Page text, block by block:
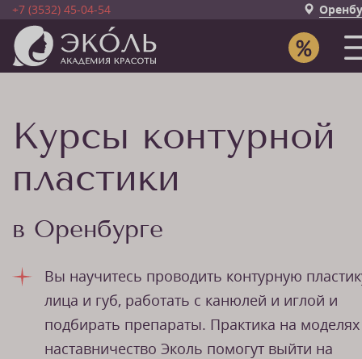
+7 (3532) 45-04-54
Курсы контурной
пластики
в Оренбурге
Вы научитесь проводить контурную
лица и губ, работать с канюлей и иглой и
подбирать препараты. Практика на
наставничество Эколь помогут выйти на